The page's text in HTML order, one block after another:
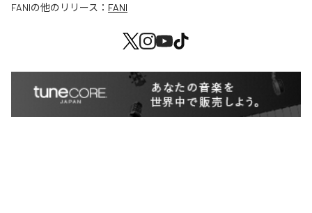
FANIの他のリリース： FANI